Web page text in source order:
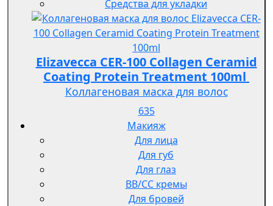
Средства для укладки
Elizavecca CER-100 Collagen Ceramid
Coating Protein Treatment 100ml
Коллагеновая маска для волос
635
Макияж
Для лица
Для губ
Для глаз
BB/CC кремы
Для бровей